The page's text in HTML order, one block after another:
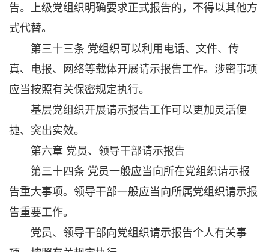
告。上级党组织明确要求正式报告的，不得以其他方
式代替。
第三十三条 党组织可以利用电话、文件、传
真、电报、网络等载体开展请示报告工作。涉密事项
应当按照有关保密规定执行。
基层党组织开展请示报告工作可以更加灵活便
捷、突出实效。
第六章 党员、领导干部请示报告
第三十四条 党员一般应当向所在党组织请示报
告重大事项。领导干部一般应当向所属党组织请示报
告重要工作。
党员、领导干部向党组织请示报告个人有关事